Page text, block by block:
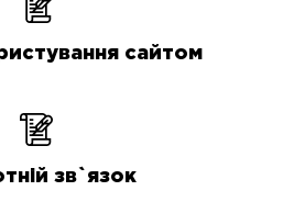
сайтом
зв`язок